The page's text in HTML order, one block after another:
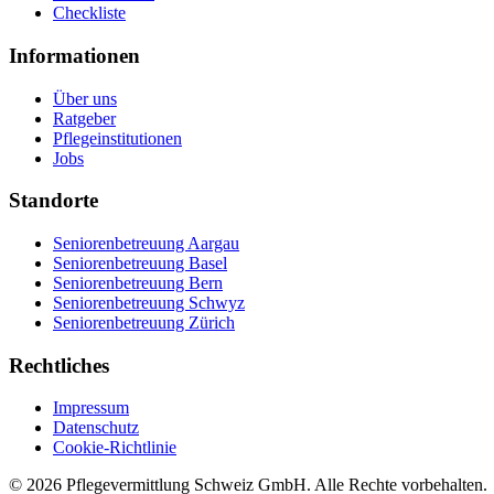
Checkliste
Informationen
Über uns
Ratgeber
Pflegeinstitutionen
Jobs
Standorte
Seniorenbetreuung Aargau
Seniorenbetreuung Basel
Seniorenbetreuung Bern
Seniorenbetreuung Schwyz
Seniorenbetreuung Zürich
Rechtliches
Impressum
Datenschutz
Cookie-Richtlinie
© 2026 Pflegevermittlung Schweiz GmbH. Alle Rechte vorbehalten.